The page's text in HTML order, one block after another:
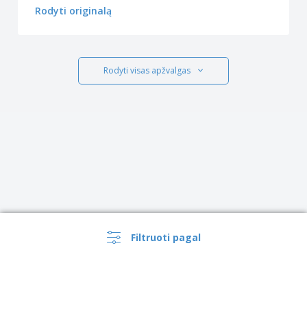
Filtruoti pagal
Rodyti originalą
Rodyti visas apžvalgas